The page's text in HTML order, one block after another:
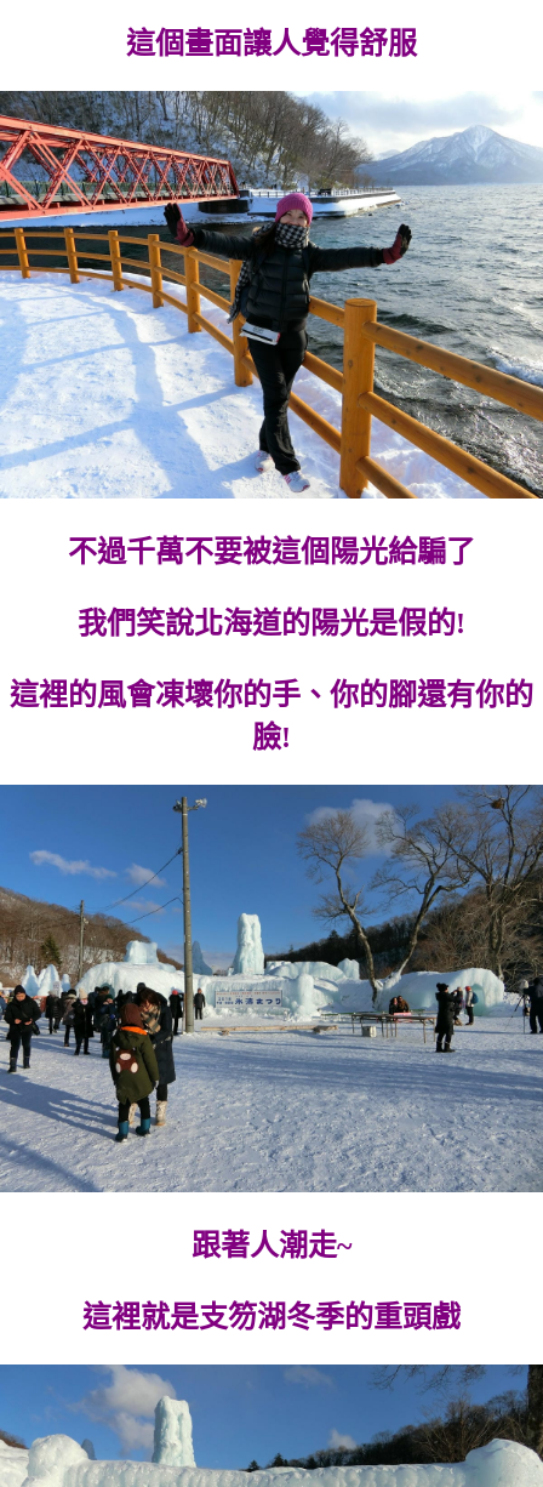
這個畫面讓人覺得舒服
不過千萬不要被這個陽光給騙了
我們笑說北海道的陽光是假的!
這裡的風會凍壞你的手、你的腳還有你的
臉!
跟著人潮走~
這裡就是支笏湖冬季的重頭戲